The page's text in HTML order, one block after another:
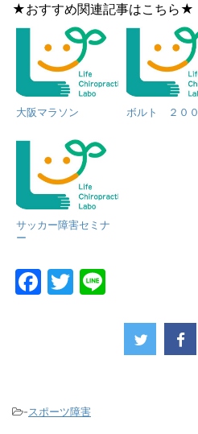
★おすすめ関連記事はこちら★
大阪マラソン ボルト ２００
サッカー障害セミナ
ー
F
o
T
-スポーツ障害